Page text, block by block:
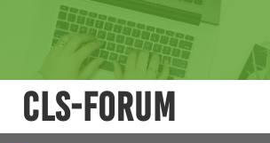
CLS-Forum